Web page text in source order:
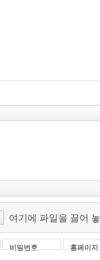
여기에 파일을 끌어
비밀번호 홈페이지